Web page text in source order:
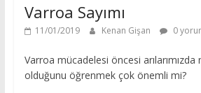
Varroa Sayımı
11/01/2019 Kenan Gişan 0
Varroa mücadelesi öncesi
olduğunu öğrenmek çok önemli mi?